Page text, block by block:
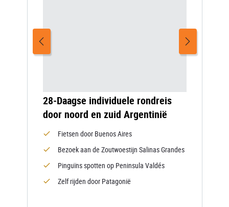
28-Daagse individuele rondreis
door noord en zuid Argentinië
Fietsen door Buenos Aires
Bezoek aan de Zoutwoestijn Salinas Grandes
Pinguïns spotten op Peninsula Valdés
Zelf rijden door Patagonië